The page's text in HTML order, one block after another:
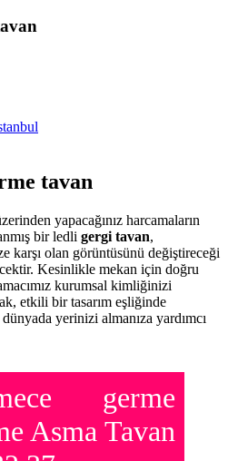
tavan
yapacağınız harcamaların
bir ledli gergi tavan,
karşı olan görüntüsünü değiştireceği
Kesinlikle mekan için doğru
kurumsal kimliğinizi
etkili bir tasarım eşliğinde
yerinizi almanıza yardımcı
germe
Asma Tavan